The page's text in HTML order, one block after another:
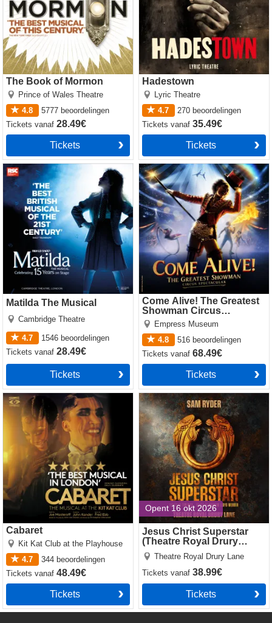
The Book of Mormon
Prince of Wales Theatre
4.8
5777 beoordelingen
Ticketsvanaf28.49€
Tickets
Hadestown
Lyric Theatre
4.7
270 beoordelingen
Ticketsvanaf35.49€
Tickets
Matilda The Musical
Cambridge Theatre
4.7 1546 beoordelingen
Ticketsvanaf28.49€
Tickets
Matilda The Musical
Come Alive! The Greatest
Showman Circus
Spectacular
Empress Museum
4.8
516 beoordelingen
Ticketsvanaf68.49€
Tickets
Come Alive! The Greatest
Showman Circus Spectacular
Cabaret
Kit Kat Club at the Playhouse
4.7
344 beoordelingen
Ticketsvanaf48.49€
Tickets
Cabaret
Opent 16 okt 2026
Jesus Christ Superstar
(Theatre Royal Drury
Lane)
Theatre Royal Drury Lane
Ticketsvanaf38.99€
Tickets
Jesus Christ Superstar
(Theatre Royal Drury Lane)